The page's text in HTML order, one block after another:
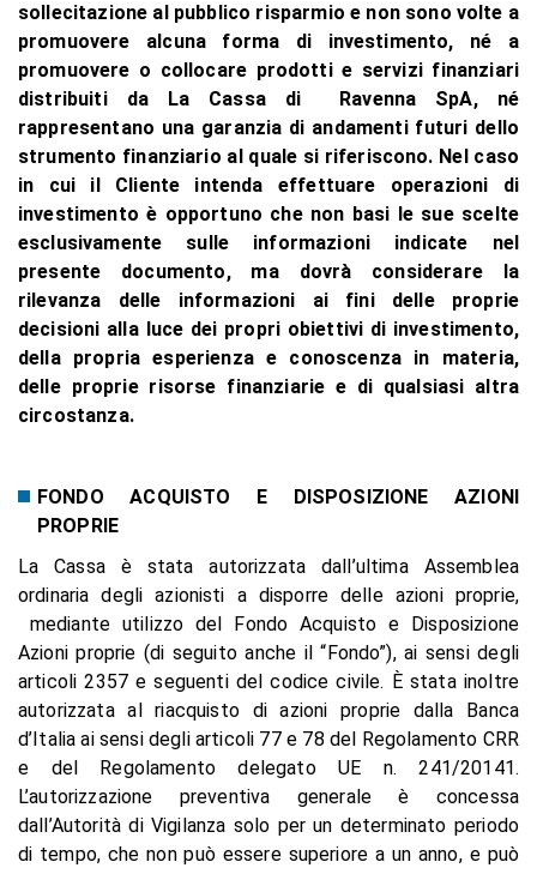
sollecitazione al pubblico risparmio e non sono volte a
promuovere alcuna forma di investimento, né a
promuovere o collocare prodotti e servizi finanziari
distribuiti da La Cassa di Ravenna SpA, né
rappresentano una garanzia di andamenti futuri dello
strumento finanziario al quale si riferiscono. Nel caso
in cui il Cliente intenda effettuare operazioni di
investimento è opportuno che non basi le sue scelte
esclusivamente sulle informazioni indicate nel
presente documento, ma dovrà considerare la
rilevanza delle informazioni ai fini delle proprie
decisioni alla luce dei propri obiettivi di investimento,
della propria esperienza e conoscenza in materia,
delle proprie risorse finanziarie e di qualsiasi altra
circostanza.
FONDO ACQUISTO E DISPOSIZIONE AZIONI
PROPRIE
La Cassa è stata autorizzata dall’ultima Assemblea
ordinaria degli azionisti a disporre delle azioni proprie,
mediante utilizzo del Fondo Acquisto e Disposizione
Azioni proprie (di seguito anche il “Fondo”), ai sensi degli
articoli 2357 e seguenti del codice civile. È stata inoltre
autorizzata al riacquisto di azioni proprie dalla Banca
d’Italia ai sensi degli articoli 77 e 78 del Regolamento CRR
e del Regolamento delegato UE n. 241/20141.
L’autorizzazione preventiva generale è concessa
dall’Autorità di Vigilanza solo per un determinato periodo
di tempo, che non può essere superiore a un anno, e può